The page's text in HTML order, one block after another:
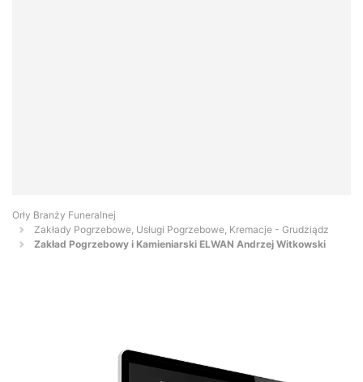
Orły Branży Funeralnej
Zakłady Pogrzebowe, Usługi Pogrzebowe, Kremacje - Grudziądz
Zakład Pogrzebowy i Kamieniarski ELWAN Andrzej Witkowski